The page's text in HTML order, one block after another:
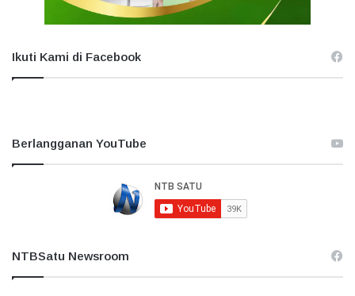
Ikuti Kami di Facebook
Berlangganan YouTube
NTBSatu Newsroom